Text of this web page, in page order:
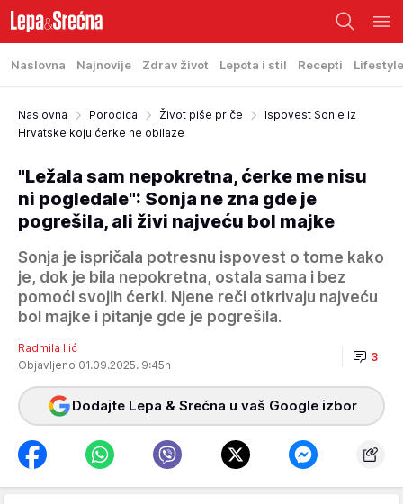
Naslovna Najnovije Zdrav život Lepota i stil Recepti Lifestyle
Naslovna Porodica Život piše priče
Ispovest Sonje iz
Hrvatske koju ćerke ne obilaze
"Ležala sam nepokretna, ćerke me nisu
ni pogledale": Sonja ne zna gde je
pogrešila, ali živi najveću bol majke
Sonja je ispričala potresnu ispovest o tome kako
je, dok je bila nepokretna, ostala sama i bez
pomoći svojih ćerki. Njene reči otkrivaju najveću
bol majke i pitanje gde je pogrešila.
Radmila Ilić
Objavljeno 01.09.2025. 9:45h
3
Dodajte Lepa & Srećna u vaš Google izbor